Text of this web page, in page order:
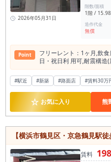
2026年05月31日
階数/面積
1階 /
造作代金
無償
Point
フリーレント：1ヶ⽉,飲
⽇・祝⽇利 ⽤可,耐震構造
#駅近 #新築 #路面店 #賃料30万
☆ お気に入り 熊
賃料